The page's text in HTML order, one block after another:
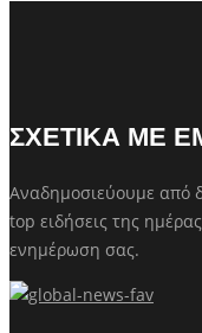
ΣΧΕΤΙΚΑ ΜΕ
Αναδημοσιεύουμε από
top ειδήσεις της
ενημέρωση σας.